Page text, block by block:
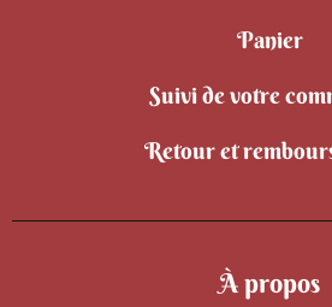
Panier
Suivi de votre
Retour et
À propos